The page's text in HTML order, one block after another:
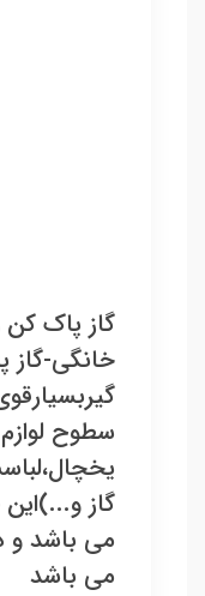
گاز پاک کن
خانگی-
سطوح
گاز
می باشد و
می باشد